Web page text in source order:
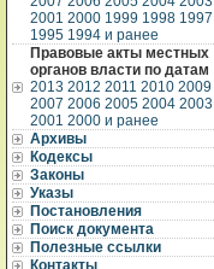
2001 2000 1999 1998 1997
1995 1994 и ранее
Правовые акты местных
органов власти по датам
2013 2012 2011 2010 2009
2007 2006 2005 2004 2003
2001 2000 и ранее
Архивы
Кодексы
Законы
Указы
Постановления
Поиск документа
Полезные ссылки
Контакты